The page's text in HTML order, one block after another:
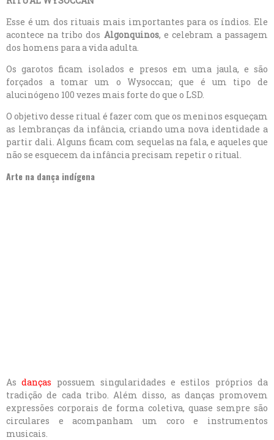
Esse é um dos rituais mais importantes para os índios. Ele
acontece na tribo dos Algonquinos, e celebram a passagem
dos homens para a vida adulta.
Os garotos ficam isolados e presos em uma jaula, e são
forçados a tomar um o Wysoccan; que é um tipo de
alucinógeno 100 vezes mais forte do que o LSD.
O objetivo desse ritual é fazer com que os meninos esqueçam
as lembranças da infância, criando uma nova identidade a
partir dali. Alguns ficam com sequelas na fala, e aqueles que
não se esquecem da infância precisam repetir o ritual.
Arte na dança indígena
Asdanças possuem singularidades e estilos próprios da
tradição de cada tribo. Além disso, as danças promovem
expressões corporais de forma coletiva, quase sempre são
circulares e acompanham um coro e instrumentos
musicais.